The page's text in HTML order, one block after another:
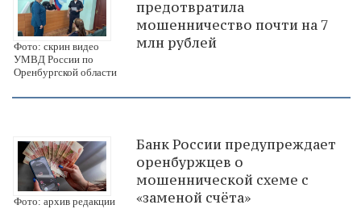
Фото: скрин видео
УМВД России по
Оренбургской области
предотвратила
мошенничество почти на 7
млн рублей
Фото: архив редакции
Банк России предупреждает
оренбуржцев о
мошеннической схеме с
«заменой счёта»